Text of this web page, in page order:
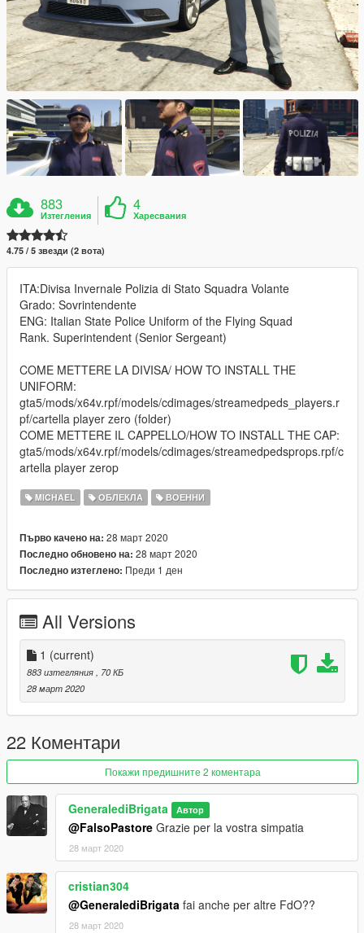
883
Изтегления
4
Харесвания
4.75 / 5 звезди (2 вота)
ITA:Divisa Invernale Polizia di Stato Squadra Volante
Grado: Sovrintendente
ENG: Italian State Police Uniform of the Flying Squad
Rank. Superintendent (Senior Sergeant)
COME METTERE LA DIVISA/ HOW TO INSTALL THE
UNIFORM:
gta5/mods/x64v.rpf/models/cdimages/streamedpeds_players.r
pf/cartella player zero (folder)
COME METTERE IL CAPPELLO/HOW TO INSTALL THE CAP:
gta5/mods/x64v.rpf/models/cdimages/streamedpedsprops.rpf/c
artella player zerop
MICHAEL ОБЛЕКЛА ВОЕННИ
Първо качено на: 28 март 2020
Последно обновено на: 28 март 2020
Последно изтеглено: Преди 1 ден
All Versions
1 (current)
883 изтегляния, 70 КБ
28 март 2020
22 Коментари
Покажи предишните 2 коментара
GeneralediBrigata Автор
@FalsoPastore Grazie per la vostra simpatia
28 март 2020
cristian304
@GeneralediBrigata fai anche per altre FdO??
28 март 2020